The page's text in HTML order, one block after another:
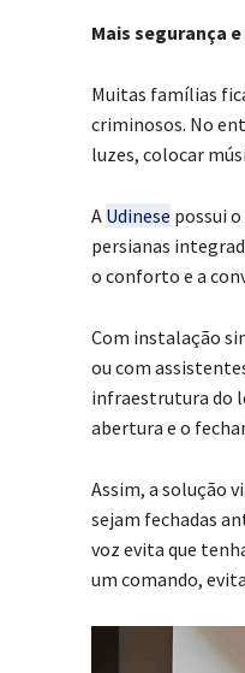
Mais segurança
Muitas famílias
criminosos. No
luzes, colocar
A Udinese possui
persianas
o conforto e a
Com instalação
ou com
infraestrutura do
abertura e o
Assim, a solução
sejam fechadas
voz evita que
um comando,